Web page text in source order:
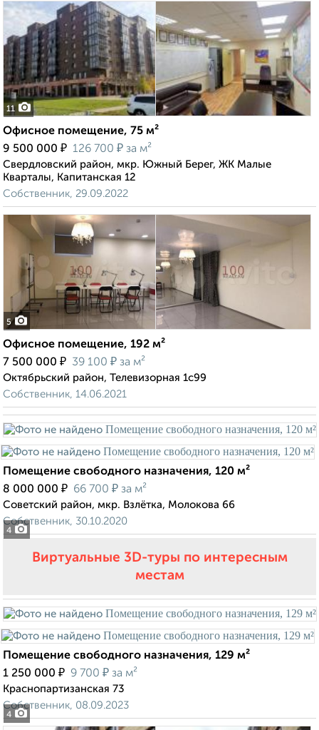
11
Офисное помещение, 75 м²
9 500 000 ₽ 126 700 ₽ за м²
Свердловский район, мкр. Южный Берег, ЖК Малые
Кварталы, Капитанская 12
Собственник, 29.09.2022
5
Офисное помещение, 192 м²
7 500 000 ₽ 39 100 ₽ за м²
Октябрьский район, Телевизорная 1с99
Собственник, 14.06.2021
4
Помещение свободного назначения, 120 м²
8 000 000 ₽ 66 700 ₽ за м²
Советский район, мкр. Взлётка, Молокова 66
Собственник, 30.10.2020
Виртуальные 3D-туры по интересным
местам
4
Помещение свободного назначения, 129 м²
1 250 000 ₽ 9 700 ₽ за м²
Краснопартизанская 73
Собственник, 08.09.2023